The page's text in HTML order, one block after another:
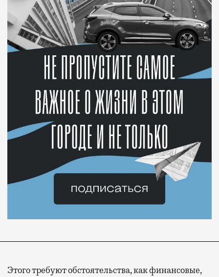
Этого требуют обстоятельства, как финансовые,